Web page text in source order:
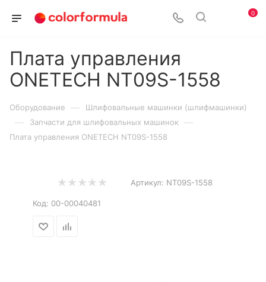
0
Плата управления
ONETECH NT09S-1558
Оборудование — Шлифовальные машинки (шлифмашинки)
— Запчасти для шлифовальных машинок —
Плата управления ONETECH NT09S-1558
Артикул: NT09S-1558
Код: 00-00040481